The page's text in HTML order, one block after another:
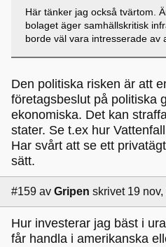
Här tänker jag också tvärtom.
bolaget äger samhällskritisk
borde väl vara intresserade av
Den politiska risken är att
företagsbeslut på politiska
ekonomiska. Det kan
stater. Se t.ex hur
Har svårt att se ett
sätt.
#159 av Gripen skrivet 19
Hur investerar jag bäst i
får handla i amerikanska